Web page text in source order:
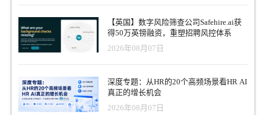
【英国】数字风险筛查公司Safehire.ai获
得50万英镑融资，重塑招聘风控体系
2026年08月07日
深度专题：从HR的20个高频场景看HR AI
真正的增长机会
2026年08月07日